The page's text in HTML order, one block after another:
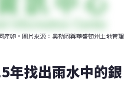
產卵。圖片來源：奧勒岡與華盛頓州土地管理
年找出雨水中的銀